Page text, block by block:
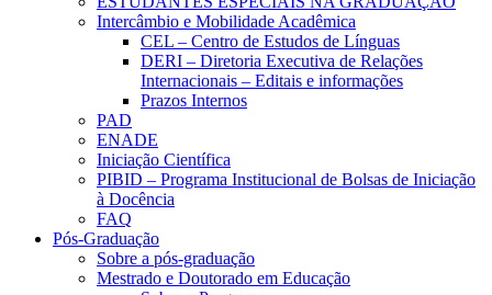
Intercâmbio e Mobilidade Acadêmica
CEL – Centro de Estudos de Línguas
DERI – Diretoria Executiva de Relações
Internacionais – Editais e informações
Prazos Internos
PAD
ENADE
Iniciação Científica
PIBID – Programa Institucional de Bolsas de Iniciação
à Docência
FAQ
Pós-Graduação
Sobre a pós-graduação
Mestrado e Doutorado em Educação